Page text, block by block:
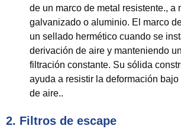
de un marco de metal resistente., a
galvanizado o aluminio. El marco
un sellado hermético cuando se
derivación de aire y manteniendo
filtración constante. Su sólida
ayuda a resistir la deformación
de aire..
2. Filtros de escape